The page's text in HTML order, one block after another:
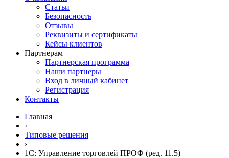
Статьи
Безопасность
Отзывы
Реквизиты и сертификаты
Кейсы клиентов
Партнерам
Партнерская программа
Наши партнеры
Вход в личный кабинет
Регистрация
Контакты
Главная
›
Типовые решения
›
1C: Управление торговлей ПРОФ (ред. 11.5)